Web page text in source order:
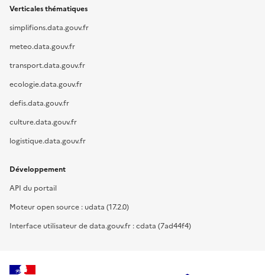
Verticales thématiques
simplifions.data.gouv.fr
meteo.data.gouv.fr
transport.data.gouv.fr
ecologie.data.gouv.fr
defis.data.gouv.fr
culture.data.gouv.fr
logistique.data.gouv.fr
Développement
API du portail
Moteur open source : udata (17.2.0)
Interface utilisateur de data.gouv.fr : cdata (7ad44f4)